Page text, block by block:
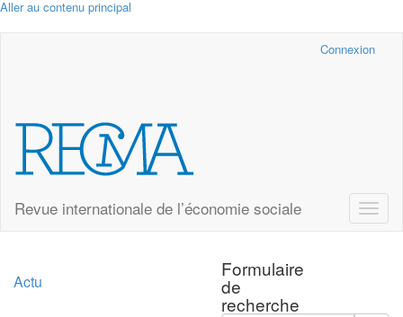
Aller au contenu principal
Connexion
Revue internationale de l’économie sociale
Toggle
Formulaire
de
recherche
Actu